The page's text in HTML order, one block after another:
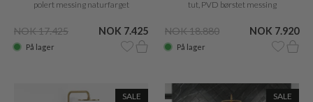
polert messing naturfarget
NOK 17.425 NOK 7.425
På lager
tut, PVD børstet messing
NOK 18.880 NOK 7.920
På lager
SALE SALE